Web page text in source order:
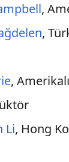
,
,
,
Li, Hong